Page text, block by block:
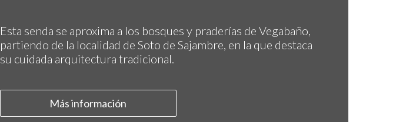
Esta senda se aproxima a los bosques y praderías de Vegabaño,
partiendo de la localidad de Soto de Sajambre, en la que destaca
su cuidada arquitectura tradicional.
Más información